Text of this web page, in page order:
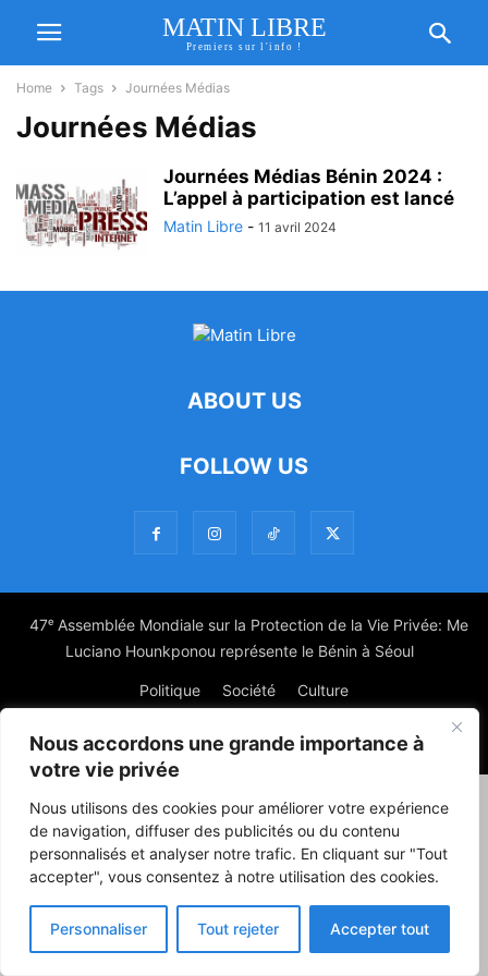
Nous accordons une grande importance à
votre vie privée
Nous utilisons des cookies pour améliorer votre expérience
de navigation, diffuser des publicités ou du contenu
personnalisés et analyser notre trafic. En cliquant sur "Tout
accepter", vous consentez à notre utilisation des cookies.
Personnaliser Tout rejeter Accepter tout
MATIN LIBRE
Premiers sur l'info !
Home Tags Journées Médias
Journées Médias
Journées Médias Bénin 2024 :
L’appel à participation est lancé
Matin Libre - 11 avril 2024
ABOUT US
FOLLOW US
47ᵉ Assemblée Mondiale sur la Protection de la Vie Privée: Me
Luciano Hounkponou représente le Bénin à Séoul
Politique Société Culture
© Powered by digitXplus Francophone